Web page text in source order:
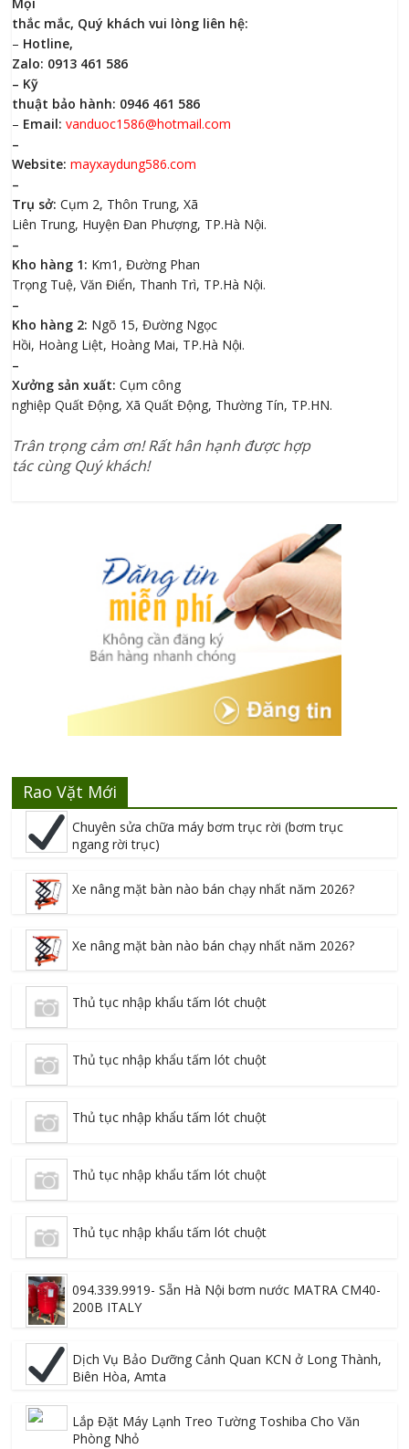
thắc mắc, Quý khách vui lòng liên hệ:
– Hotline,
Zalo: 0913 461 586
– Kỹ
thuật bảo hành: 0946 461 586
– Email: vanduoc1586@hotmail.com
–
Website: mayxaydung586.com
–
Trụ sở: Cụm 2, Thôn Trung, Xã
Liên Trung, Huyện Đan Phượng, TP.Hà Nội.
–
Kho hàng 1: Km1, Đường Phan
Trọng Tuệ, Văn Điển, Thanh Trì, TP.Hà Nội.
–
Kho hàng 2: Ngõ 15, Đường Ngọc
Hồi, Hoàng Liệt, Hoàng Mai, TP.Hà Nội.
–
Xưởng sản xuất: Cụm công
nghiệp Quất Động, Xã Quất Động, Thường Tín, TP.HN.
Trân trọng cảm ơn! Rất hân hạnh được hợp
tác cùng Quý khách!
Rao Vặt Mới
Chuyên sửa chữa máy bơm trục rời (bơm trục
ngang rời trục)
Xe nâng mặt bàn nào bán chạy nhất năm 2026?
Xe nâng mặt bàn nào bán chạy nhất năm 2026?
Thủ tục nhập khẩu tấm lót chuột
Thủ tục nhập khẩu tấm lót chuột
Thủ tục nhập khẩu tấm lót chuột
Thủ tục nhập khẩu tấm lót chuột
Thủ tục nhập khẩu tấm lót chuột
094.339.9919- Sẵn Hà Nội bơm nước MATRA CM40-
200B ITALY
Dịch Vụ Bảo Dưỡng Cảnh Quan KCN ở Long Thành,
Biên Hòa, Amta
Lắp Đặt Máy Lạnh Treo Tường Toshiba Cho Văn
Phòng Nhỏ